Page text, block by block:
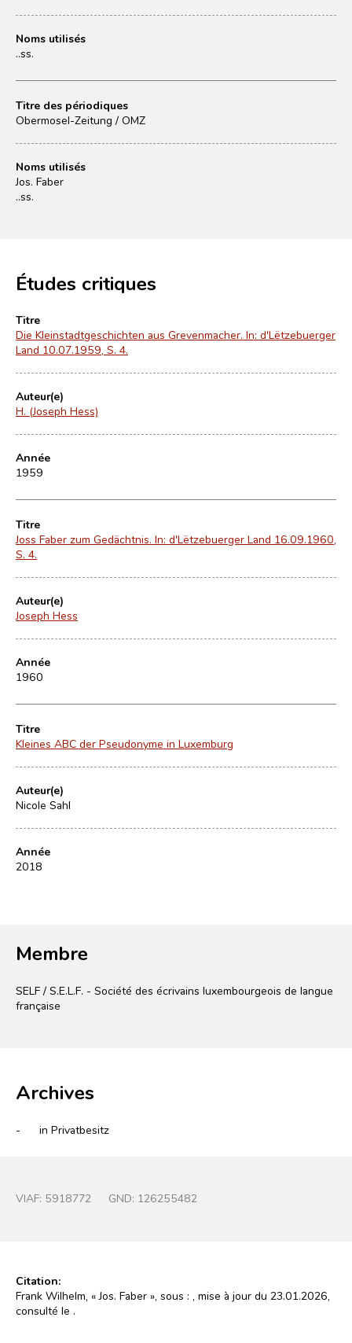
Noms utilisés
..ss.
Titre des périodiques
Obermosel-Zeitung / OMZ
Noms utilisés
Jos. Faber
..ss.
Études critiques
Titre
Die Kleinstadtgeschichten aus Grevenmacher. In: d'Lëtzebuerger
Land 10.07.1959, S. 4.
Auteur(e)
H. (Joseph Hess)
Année
1959
Titre
Joss Faber zum Gedächtnis. In: d'Lëtzebuerger Land 16.09.1960,
S. 4.
Auteur(e)
Joseph Hess
Année
1960
Titre
Kleines ABC der Pseudonyme in Luxemburg
Auteur(e)
Nicole Sahl
Année
2018
Membre
SELF / S.E.L.F. - Société des écrivains luxembourgeois de langue
française
Archives
- in Privatbesitz
VIAF: 5918772 GND: 126255482
Citation:
Frank Wilhelm, « Jos. Faber », sous : , mise à jour du 23.01.2026,
consulté le .